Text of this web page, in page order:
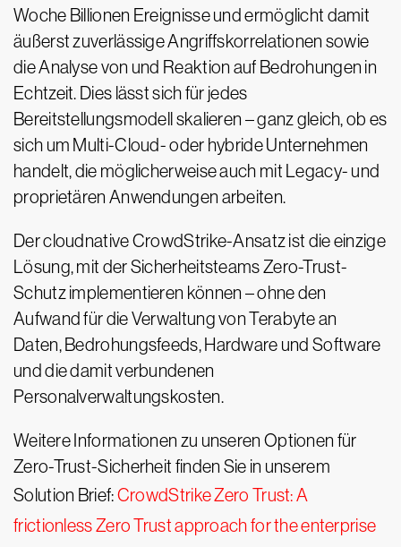
Woche Billionen Ereignisse und ermöglicht damit
äußerst zuverlässige Angriffskorrelationen sowie
die Analyse von und Reaktion auf Bedrohungen in
Echtzeit. Dies lässt sich für jedes
Bereitstellungsmodell skalieren – ganz gleich, ob es
sich um Multi-Cloud- oder hybride Unternehmen
handelt, die möglicherweise auch mit Legacy- und
proprietären Anwendungen arbeiten.
Der cloudnative CrowdStrike-Ansatz ist die einzige
Lösung, mit der Sicherheitsteams Zero-Trust-
Schutz implementieren können – ohne den
Aufwand für die Verwaltung von Terabyte an
Daten, Bedrohungsfeeds, Hardware und Software
und die damit verbundenen
Personalverwaltungskosten.
Weitere Informationen zu unseren Optionen für
Zero-Trust-Sicherheit finden Sie in unserem
Solution Brief:CrowdStrike Zero Trust: A
frictionless Zero Trust approach for the enterprise